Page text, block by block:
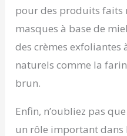
pour des produits faits
masques à base de
des crèmes exfoliantes
naturels comme la
brun.
Enfin, n’oubliez pas
un rôle important dans